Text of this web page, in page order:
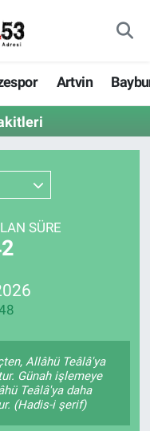
Artvin
SÜRE
Allâhü Teâlâ'ya
Günah işlemeye
Teâlâ'ya daha
(Hadis-i şerif)